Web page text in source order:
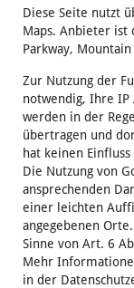
Diese Seite nutzt
Maps. Anbieter ist
Parkway,
Zur Nutzung der
notwendig, Ihre IP
werden in der
übertragen und
hat keinen
Die Nutzung von
ansprechenden
einer leichten
angegebenen
Sinne von Art. 6
Mehr
in der